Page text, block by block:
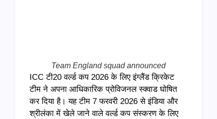
Team England squad announced
ICC टी20 वर्ल्ड कप 2026 के लिए इंग्लैंड क्रिकेट
टीम ने अपना आधिकारिक प्रोविजनल स्क्वाड घोषित
कर दिया है। यह टीम 7 फरवरी 2026 से इंडिया और
श्रीलंका में खेले जाने वाले वर्ल्ड कप संस्करण के लिए